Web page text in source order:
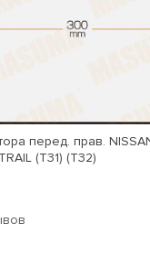
перед. прав.
(T31) (T32)